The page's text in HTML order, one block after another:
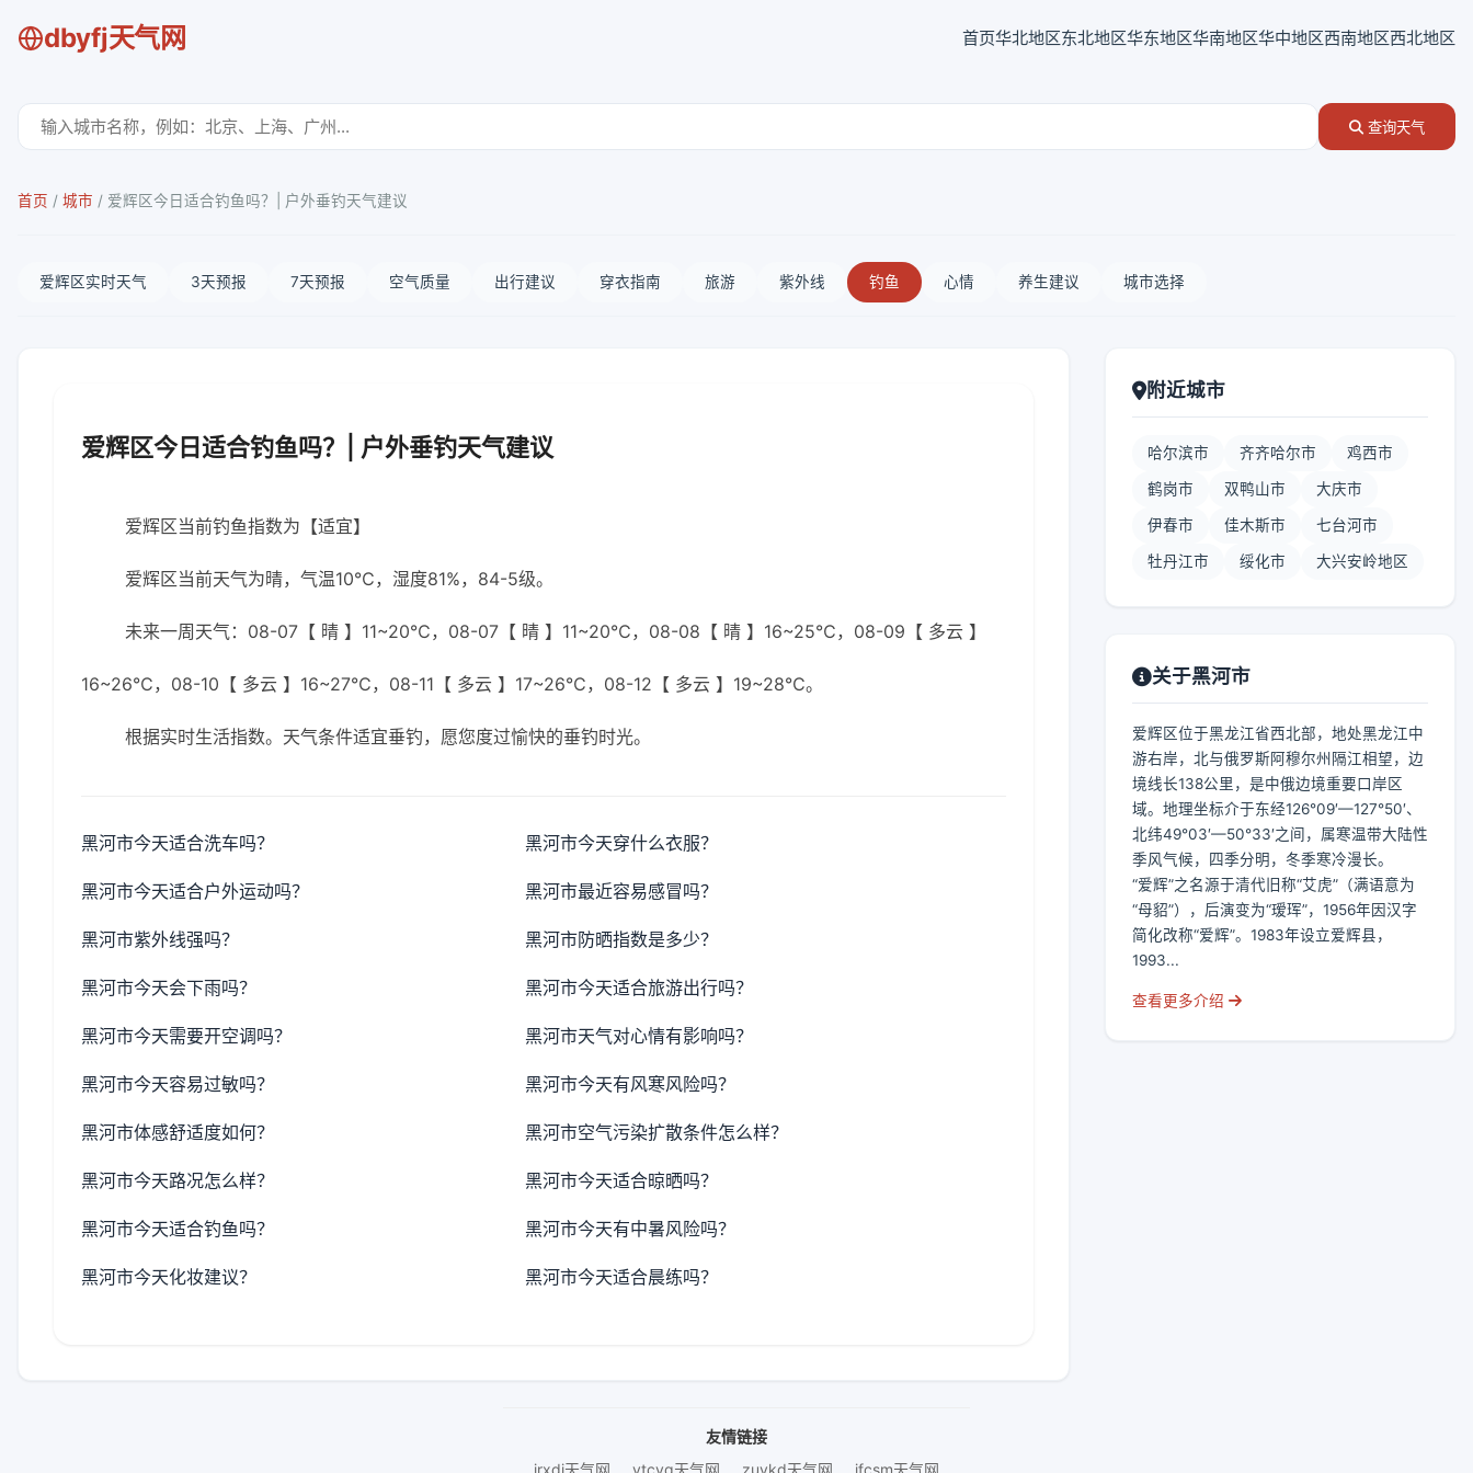
dbyfj天气网 首页华北地区东北地区华东地区华南地区华中地区西南地区西北地区
查询天气
首页 / 城市 / 爱辉区今日适合钓鱼吗？| 户外垂钓天气建议
爱辉区实时天气 3天预报 7天预报 空气质量 出行建议 穿衣指南 旅游 紫外线 钓鱼 心情 养生建议 城市选择
爱辉区今日适合钓鱼吗？| 户外垂钓天气建议
爱辉区当前钓鱼指数为【适宜】
爱辉区当前天气为晴，气温10℃，湿度81%，84-5级。
未来一周天气：08-07【 晴 】11~20℃，08-07【 晴 】11~20℃，08-08【 晴 】16~25℃，08-09【 多云 】
16~26℃，08-10【 多云 】16~27℃，08-11【 多云 】17~26℃，08-12【 多云 】19~28℃。
根据实时生活指数。天气条件适宜垂钓，愿您度过愉快的垂钓时光。
黑河市今天适合洗车吗？ 黑河市今天穿什么衣服？
黑河市今天适合户外运动吗？ 黑河市最近容易感冒吗？
黑河市紫外线强吗？ 黑河市防晒指数是多少？
黑河市今天会下雨吗？ 黑河市今天适合旅游出行吗？
黑河市今天需要开空调吗？ 黑河市天气对心情有影响吗？
黑河市今天容易过敏吗？ 黑河市今天有风寒风险吗？
黑河市体感舒适度如何？ 黑河市空气污染扩散条件怎么样？
黑河市今天路况怎么样？ 黑河市今天适合晾晒吗？
黑河市今天适合钓鱼吗？ 黑河市今天有中暑风险吗？
黑河市今天化妆建议？ 黑河市今天适合晨练吗？
附近城市
哈尔滨市 齐齐哈尔市 鸡西市
鹤岗市 双鸭山市 大庆市
伊春市 佳木斯市 七台河市
牡丹江市 绥化市 大兴安岭地区
关于黑河市
爱辉区位于黑龙江省西北部，地处黑龙江中
游右岸，北与俄罗斯阿穆尔州隔江相望，边
境线长138公里，是中俄边境重要口岸区
域。地理坐标介于东经126°09′—127°50′、
北纬49°03′—50°33′之间，属寒温带大陆性
季风气候，四季分明，冬季寒冷漫长。
“爱辉”之名源于清代旧称“艾虎”（满语意为
“母貂”），后演变为“瑷珲”，1956年因汉字
简化改称“爱辉”。1983年设立爱辉县，
1993...
查看更多介绍
友情链接
jrxdj天气网
ytcyq天气网 zuykd天气网 jfcsm天气网